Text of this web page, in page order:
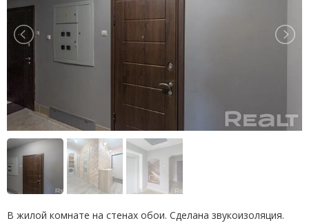
В жилой комнате на стенах обои. Сделана звукоизоляция.